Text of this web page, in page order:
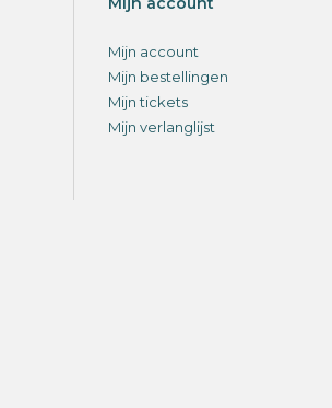
Mijn account
Mijn bestellingen
Mijn tickets
Mijn verlanglijst